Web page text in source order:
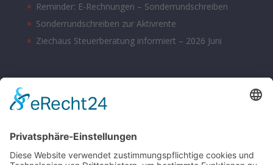
Reminder: E-Rechnungen – Sonderrundschreiben
Sonderrundschreiben zur Aktivrente
Ziechaus Steuerberatung informiert – 2026 Juni
Montag – Donnerstag 08:00 – 17:00 Uhr
Samstag nach Vereinbarung
Parkplätze sind hinter dem Bürohaus vorhanden.